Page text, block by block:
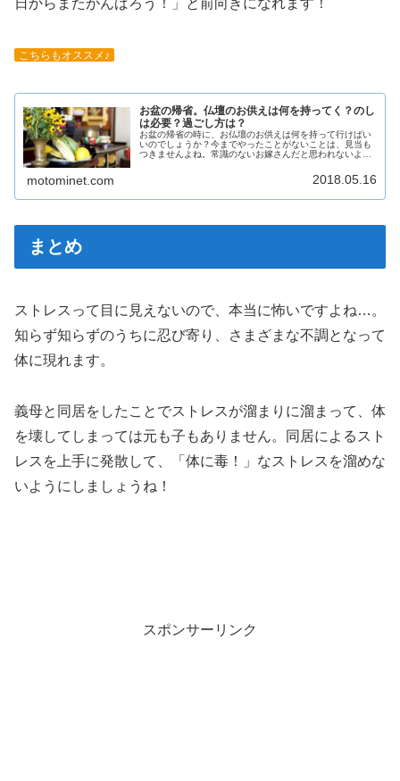
日からまたがんばろう！」と前向きになれます！
こちらもオススメ♪
お盆の帰省。仏壇のお供えは何を持ってく？のし
は必要？過ごし方は？
お盆の帰省の時に、お仏壇のお供えは何を持って行けばい
いのでしょうか？今までやったことがないことは、見当も
つきませんよね。常識のないお嫁さんだと思われないよう
motominet.com 2018.05.16
まとめ
ストレスって目に見えないので、本当に怖いですよね…。
知らず知らずのうちに忍び寄り、さまざまな不調となって
体に現れます。
義母と同居をしたことでストレスが溜まりに溜まって、体
を壊してしまっては元も子もありません。同居によるスト
レスを上手に発散して、「体に毒！」なストレスを溜めな
いようにしましょうね！
スポンサーリンク